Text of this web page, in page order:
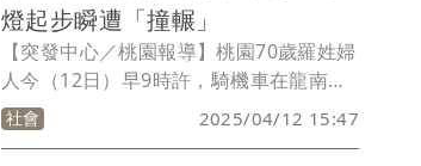
牛埔幫大老「齊惠生」病逝
燈起步瞬遭「撞輾」
【突發中心／桃園報導】桃園70歲羅姓婦
人今（12日）早9時許，騎機車在龍南路
及平東路口停等紅燈，正當綠燈起步時，
卻因後方混擬土預拌車視線死角，遭撞倒
社會 2025/04/12 15:47